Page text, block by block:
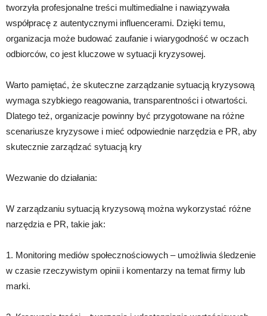
tworzyła profesjonalne treści multimedialne i nawiązywała
współpracę z autentycznymi influencerami. Dzięki temu,
organizacja może budować zaufanie i wiarygodność w oczach
odbiorców, co jest kluczowe w sytuacji kryzysowej.
Warto pamiętać, że skuteczne zarządzanie sytuacją kryzysową
wymaga szybkiego reagowania, transparentności i otwartości.
Dlatego też, organizacje powinny być przygotowane na różne
scenariusze kryzysowe i mieć odpowiednie narzędzia e PR, aby
skutecznie zarządzać sytuacją kry
Wezwanie do działania:
W zarządzaniu sytuacją kryzysową można wykorzystać różne
narzędzia e PR, takie jak:
1. Monitoring mediów społecznościowych – umożliwia śledzenie
w czasie rzeczywistym opinii i komentarzy na temat firmy lub
marki.